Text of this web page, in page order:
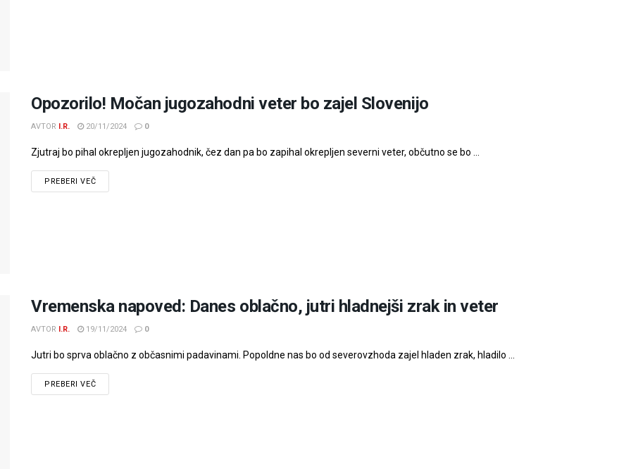
Opozorilo! Močan jugozahodni veter bo zajel Slovenijo
AVTOR I.R. 20/11/2024 0
Zjutraj bo pihal okrepljen jugozahodnik, čez dan pa bo zapihal okrepljen severni veter, občutno se bo ...
PREBERI VEČ
Vremenska napoved: Danes oblačno, jutri hladnejši zrak in veter
AVTOR I.R. 19/11/2024 0
Jutri bo sprva oblačno z občasnimi padavinami. Popoldne nas bo od severovzhoda zajel hladen zrak, hladilo ...
PREBERI VEČ